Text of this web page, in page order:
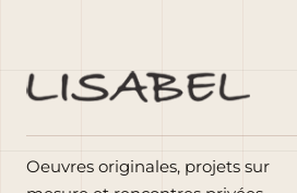
Oeuvres originales, projets sur